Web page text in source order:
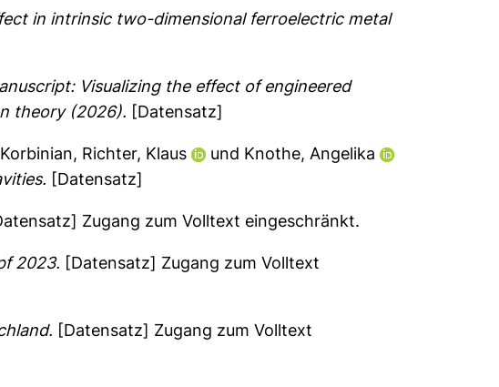
in intrinsic two-dimensional ferroelectric metal
Visualizing the effect of engineered
theory (2026). [Datensatz]
, Richter, Klaus und Knothe, Angelika
[Datensatz]
Zugang zum Volltext eingeschränkt.
2023. [Datensatz] Zugang zum Volltext
[Datensatz] Zugang zum Volltext